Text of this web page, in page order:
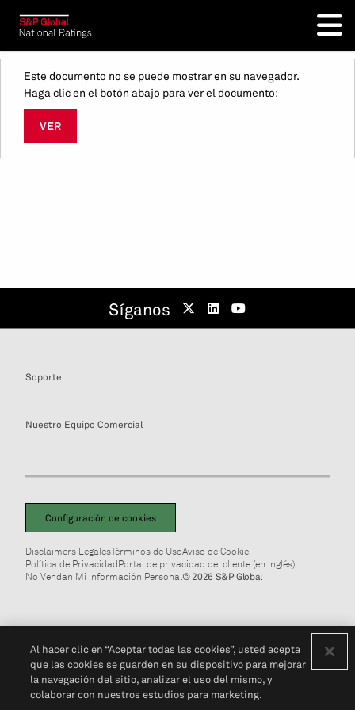
Este documento no se puede mostrar en su navegador.
Haga clic en el botón abajo para ver el documento:
VER
Síganos
Soporte
Nuestro Equipo Comercial
Configuración de cookies
Disclaimers LegalesTérminos de UsoAviso de Cookie
Política de PrivacidadPortal de privacidad del cliente (en inglés)
No Vendan Mi Información Personal© 2026 S&P Global
Al hacer clic en “Aceptar todas las cookies”, usted acepta
que las cookies se guarden en su dispositivo para mejorar
la navegación del sitio, analizar el uso del mismo, y
colaborar con nuestros estudios para marketing.